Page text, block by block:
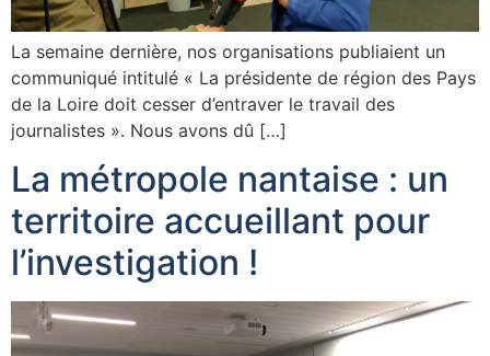
La semaine dernière, nos organisations publiaient un
communiqué intitulé « La présidente de région des Pays
de la Loire doit cesser d’entraver le travail des
journalistes ». Nous avons dû […]
La métropole nantaise : un
territoire accueillant pour
l’investigation !